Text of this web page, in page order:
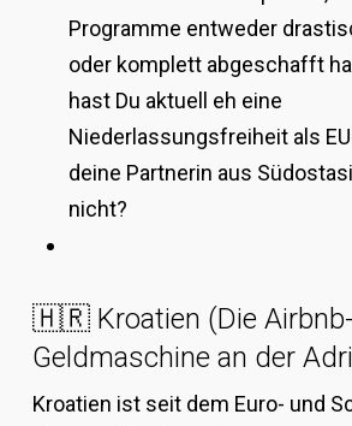
Programme entweder
oder komplett abgeschafft
hast Du aktuell eh eine
Niederlassungsfreiheit als
deine Partnerin aus
nicht?
🇭🇷 Kroatien (Die Airbnb-
Geldmaschine an der
Kroatien ist seit dem Euro- und